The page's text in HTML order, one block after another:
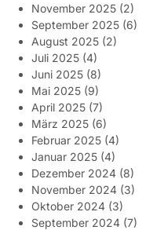
November 2025 (2)
September 2025 (6)
August 2025 (2)
Juli 2025 (4)
Juni 2025 (8)
Mai 2025 (9)
April 2025 (7)
März 2025 (6)
Februar 2025 (4)
Januar 2025 (4)
Dezember 2024 (8)
November 2024 (3)
Oktober 2024 (3)
September 2024 (7)